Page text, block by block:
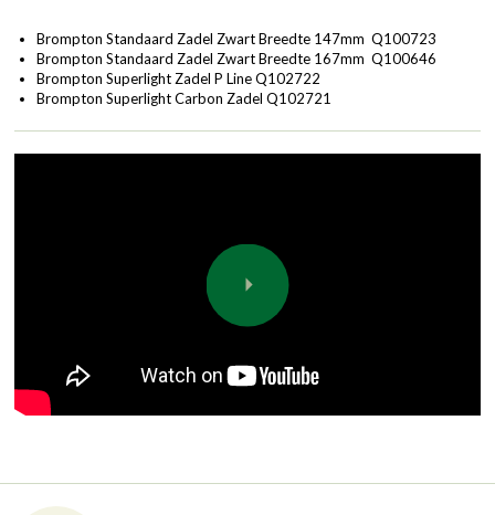
Brompton Standaard Zadel Zwart Breedte 147mm Q100723
Brompton Standaard Zadel Zwart Breedte 167mm Q100646
Brompton Superlight Zadel P LineQ102722
Brompton Superlight Carbon Zadel Q102721